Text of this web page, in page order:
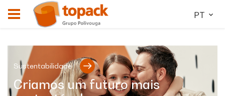
PT
Sustentabilidade
Criamos um futuro mais